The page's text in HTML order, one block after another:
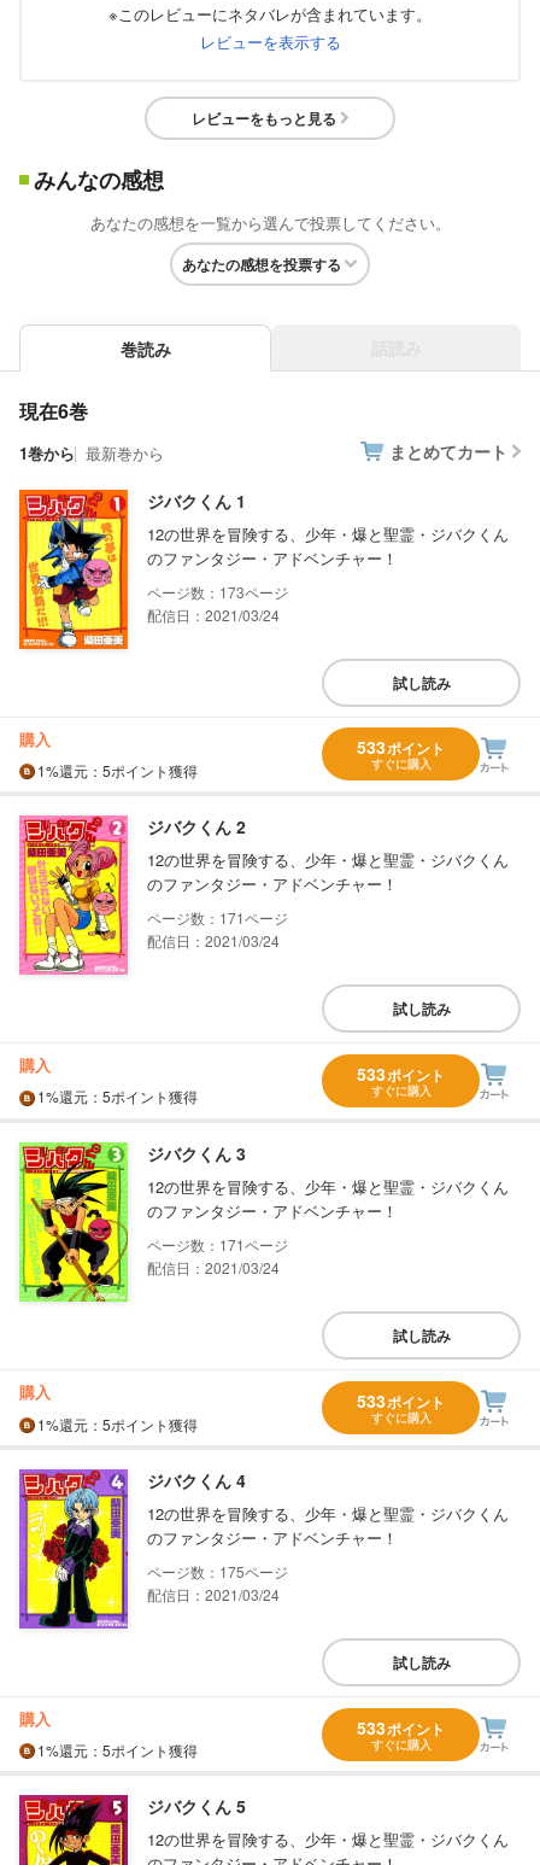
※このレビューにネタバレが含まれています。
レビューを表示する
レビューをもっと見る
みんなの感想
あなたの感想を一覧から選んで投票してください。
あなたの感想を投票する
巻読み
現在6巻
1巻から 最新巻から まとめてカート
ジバクくん 1
12の世界を冒険する、少年・爆と聖霊・ジバクくん
のファンタジー・アドベンチャー！
173
配信日：2021/03/24
試し読み
購入
1%還元 ：5ポイント獲得
533ポイント
すぐに購入
ジバクくん 2
12の世界を冒険する、少年・爆と聖霊・ジバクくん
のファンタジー・アドベンチャー！
171
配信日：2021/03/24
試し読み
購入
1%還元 ：5ポイント獲得
533ポイント
すぐに購入
ジバクくん 3
12の世界を冒険する、少年・爆と聖霊・ジバクくん
のファンタジー・アドベンチャー！
171
配信日：2021/03/24
試し読み
購入
1%還元 ：5ポイント獲得
533ポイント
すぐに購入
ジバクくん 4
12の世界を冒険する、少年・爆と聖霊・ジバクくん
のファンタジー・アドベンチャー！
175
配信日：2021/03/24
試し読み
購入
1%還元 ：5ポイント獲得
533ポイント
すぐに購入
ジバクくん 5
12の世界を冒険する、少年・爆と聖霊・ジバクくん